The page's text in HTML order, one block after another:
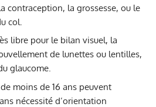
contraception, la grossesse, ou le
col.
libre pour le bilan visuel, la
de lunettes ou lentilles,
glaucome.
moins de 16 ans peuvent
nécessité d’orientation